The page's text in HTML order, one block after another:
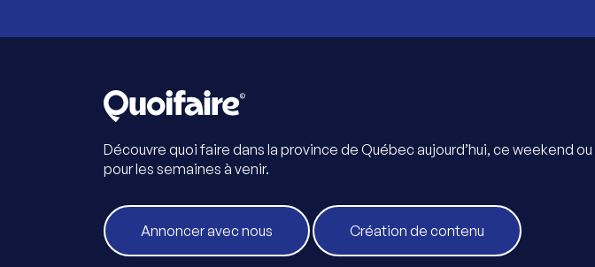
Découvre quoi faire dans la province de Québec aujourd’hui, ce weekend ou
pour les semaines à venir.
Annoncer avec nous Création de contenu